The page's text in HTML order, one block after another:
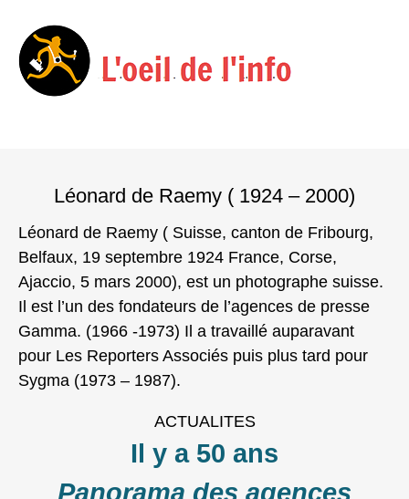
Léonard de Raemy ( 1924 – 2000)
Léonard de Raemy ( Suisse, canton de Fribourg,
Belfaux, 19 septembre 1924 France, Corse,
Ajaccio, 5 mars 2000), est un photographe suisse.
Il est l’un des fondateurs de l’agences de presse
Gamma. (1966 -1973) Il a travaillé auparavant
pour Les Reporters Associés puis plus tard pour
Sygma (1973 – 1987).
ACTUALITES
Il y a 50 ans
Panorama des agences